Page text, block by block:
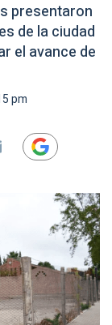
presentaron
de la ciudad
el avance de
pm